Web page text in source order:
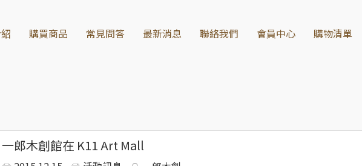
購買商品 常見問答 最新消息 聯絡我們 會員中心 購物清單
原木家具風靡現代家居設計，特別是強調自然、環保和可持續發展的趨勢。一郎
優勢在於天然的木質香氣、溫潤的質感，隨著時間的流逝愈加美麗。
一郎木創館在 K11 Art Mall